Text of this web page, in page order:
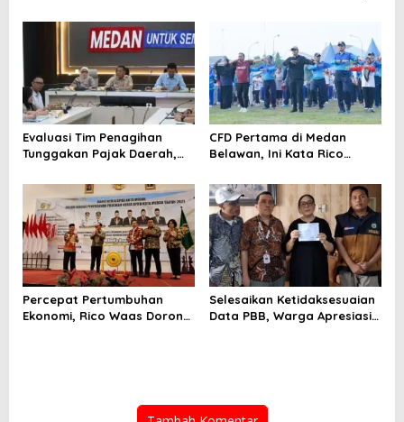
Evaluasi Tim Penagihan
Tunggakan Pajak Daerah,
Tagih Rp 1,4 M pada Juli
2026
CFD Pertama di Medan
Belawan, Ini Kata Rico
Percepat Pertumbuhan
Ekonomi, Rico Waas Dorong
Selesaikan Ketidaksesuaian
Data PBB, Warga Apresiasi